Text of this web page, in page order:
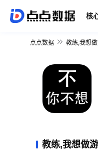
核
点点数据 教练,我想
教练,我想做